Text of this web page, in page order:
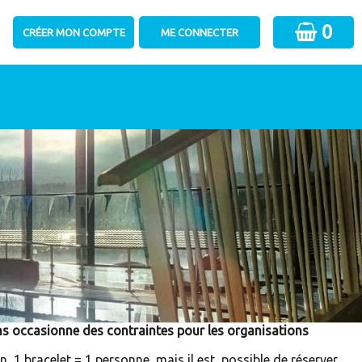
0
des contraintes pour les organisations